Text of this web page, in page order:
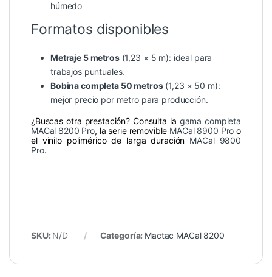
húmedo
Formatos disponibles
Metraje 5 metros(1,23 × 5 m): ideal para
trabajos puntuales.
Bobina completa 50 metros(1,23 × 50 m):
mejor precio por metro para producción.
¿Buscas otra prestación? Consulta la gama completa
MACal 8200 Pro, la serie removible MACal 8900 Pro o
el vinilo polimérico de larga duración MACal 9800
Pro.
SKU: N/D Categoría: Mactac MACal 8200